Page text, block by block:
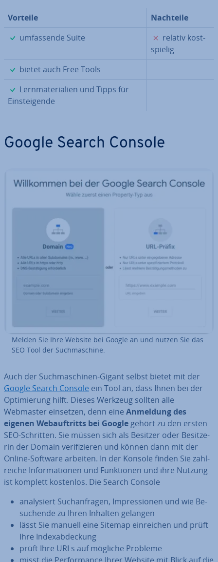
Vorteile
Nachteile
✓
um­fas­sen­de Suite ✗
relativ kost­
spie­lig
✓
bietet auch Free Tools
✓Lern­ma­te­ria­li­en und Tipps für
Ein­stei­gen­de
Google Search Console
Melden Sie Ihre Website bei Google an und nutzen Sie das
SEO Tool der Such­ma­schi­ne.
Auch der Such­ma­schi­nen-Gigant selbst bietet mit der
Google Search Console ein Tool an, dass Ihnen bei der
Op­ti­mie­rung hilft. Dieses Werkzeug sollten alle
Webmaster einsetzen, denn eine Anmeldung des
eigenen Web­auf­tritts bei Google gehört zu den ersten
SEO-Schritten. Sie müssen sich als Besitzer oder Be­sit­ze­
rin der Domain ve­ri­fi­zie­ren und können dann mit der
Online-Software arbeiten. In der Konsole finden Sie zahl­
rei­che In­for­ma­tio­nen und Funk­tio­nen und ihre Nutzung
ist komplett kostenlos. Die Search Console
ana­ly­siert Such­an­fra­gen, Im­pres­sio­nen und wie Be­
su­chen­de zu Ihren Inhalten gelangen
lässt Sie manuell eine Sitemap ein­rei­chen und prüft
Ihre In­dex­ab­de­ckung
prüft Ihre URLs auf mögliche Probleme